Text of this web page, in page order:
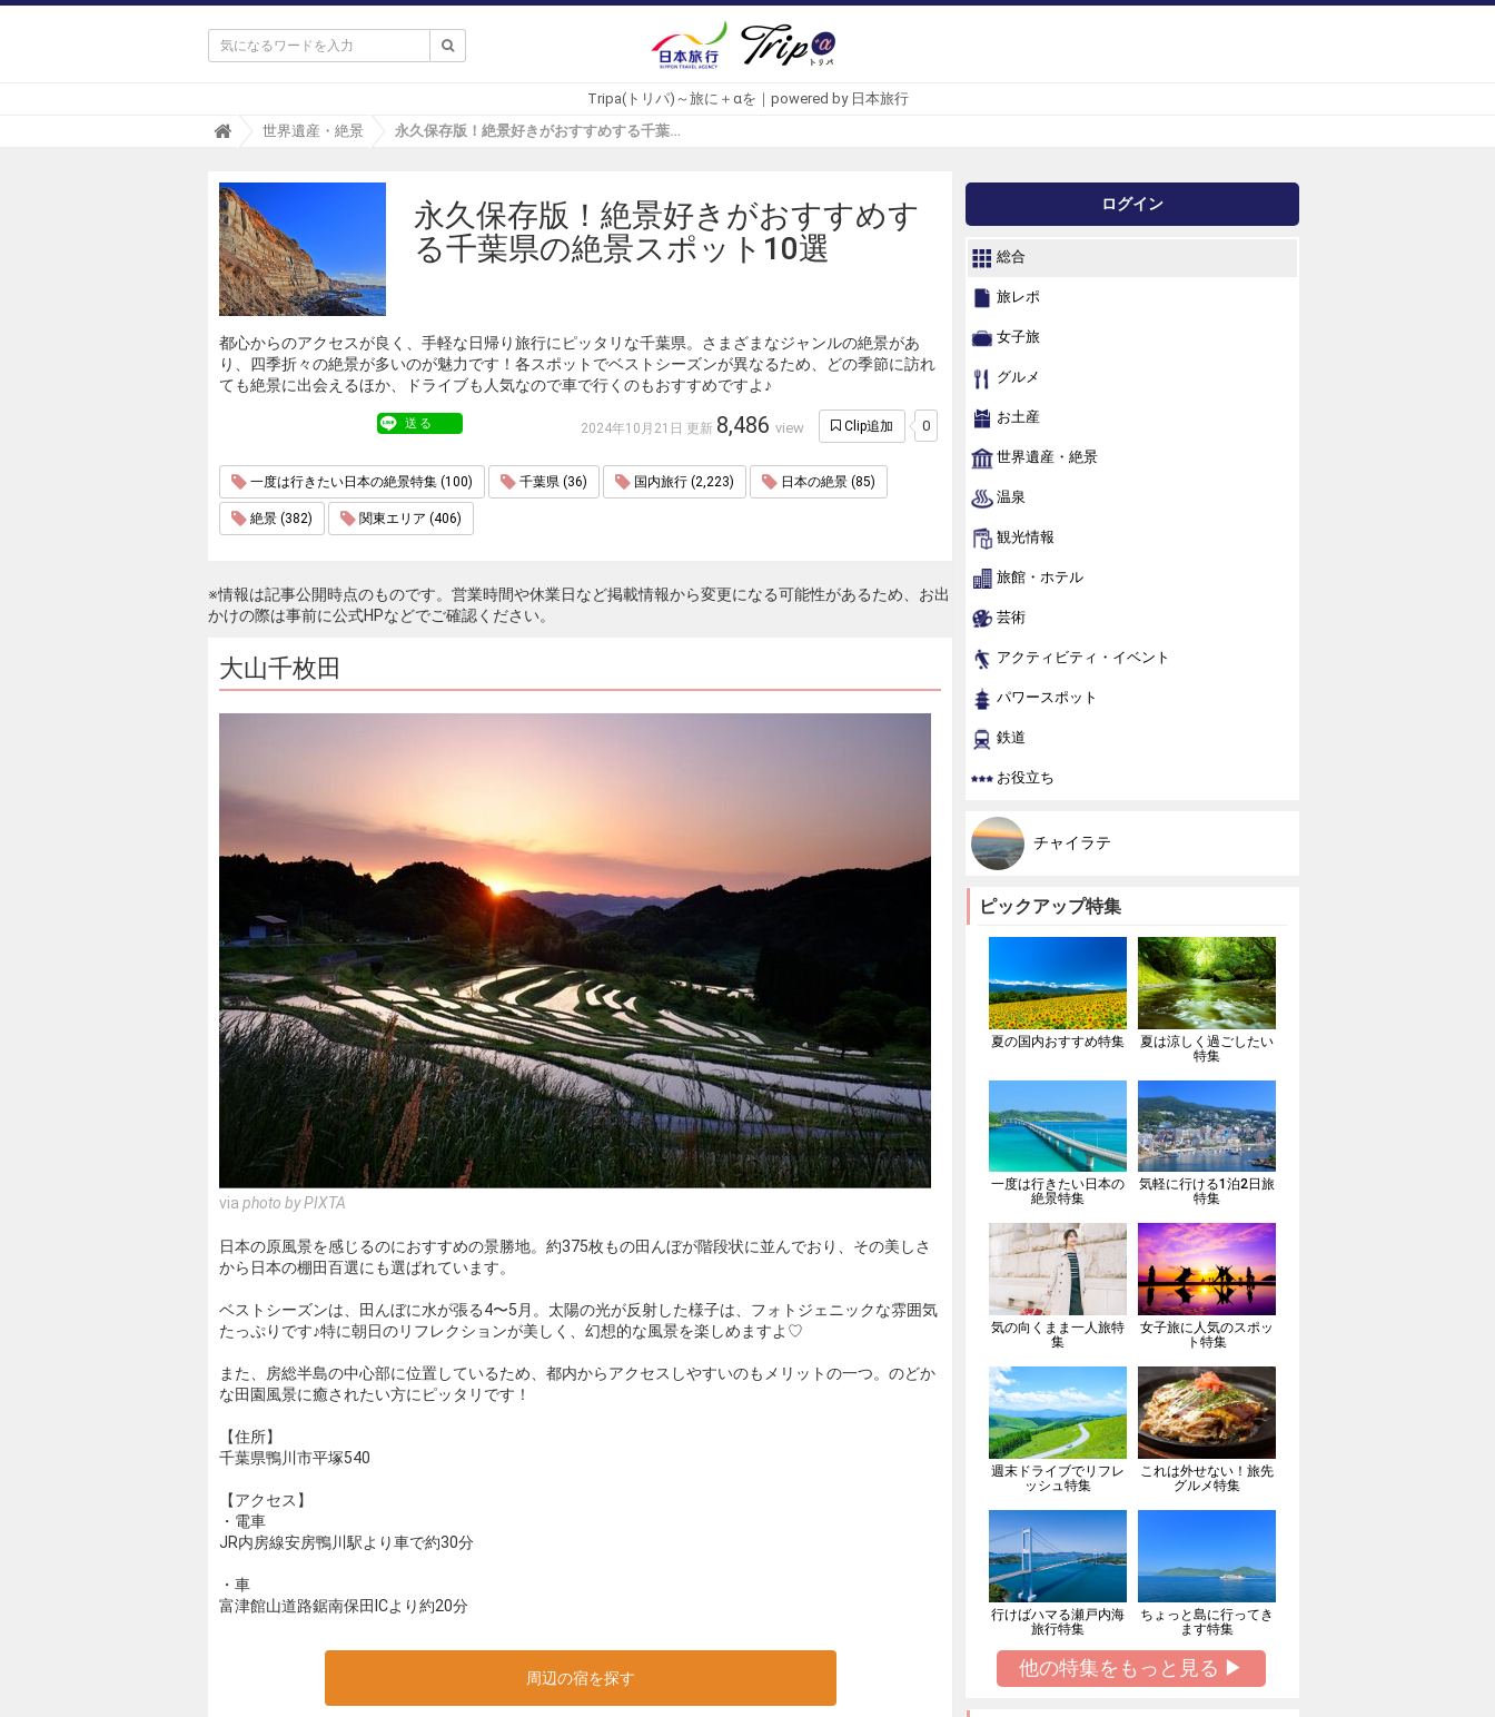
Tripa(トリパ)～旅に＋αを｜powered by 日本旅行
T
p
a
(
ト
リ
パ
)
世界遺産・絶景 永久保存版！絶景好きがおすすめする千葉県の絶景スポット10選 - Tripa(トリパ)
永久保存版！絶景好きがおすすめす
る千葉県の絶景スポット10選
都心からのアクセスが良く、手軽な日帰り旅行にピッタリな千葉県。さまざまなジャンルの絶景があ
り、四季折々の絶景が多いのが魅力です！各スポットでベストシーズンが異なるため、どの季節に訪れ
ても絶景に出会えるほか、ドライブも人気なので車で行くのもおすすめですよ♪
送る 2024年10月21日 更新 8,486view Clip追加 0
一度は行きたい日本の絶景特集 (100) 千葉県 (36) 国内旅行 (2,223) 日本の絶景 (85)
絶景 (382) 関東エリア (406)
※情報は記事公開時点のものです。営業時間や休業日など掲載情報から変更になる可能性があるため、お出
かけの際は事前に公式HPなどでご確認ください。
大山千枚田
via photo by PIXTA
日本の原風景を感じるのにおすすめの景勝地。約375枚もの田んぼが階段状に並んでおり、その美しさ
から日本の棚田百選にも選ばれています。
ベストシーズンは、田んぼに水が張る4〜5月。太陽の光が反射した様子は、フォトジェニックな雰囲気
たっぷりです♪特に朝日のリフレクションが美しく、幻想的な風景を楽しめますよ♡
また、房総半島の中心部に位置しているため、都内からアクセスしやすいのもメリットの一つ。のどか
な田園風景に癒されたい方にピッタリです！
【住所】
千葉県鴨川市平塚540
【アクセス】
・電車
JR内房線安房鴨川駅より車で約30分
・車
富津館山道路鋸南保田ICより約20分
周辺の宿を探す
ログイン
総合
旅レポ
女子旅
グルメ
お土産
世界遺産・絶景
温泉
観光情報
旅館・ホテル
芸術
アクティビティ・イベント
パワースポット
鉄道
お役立ち
チャイラテ
ピックアップ特集
夏の国内おすすめ特集
夏は涼しく過ごしたい
特集
一度は行きたい日本の
絶景特集
気軽に行ける1泊2日旅
特集
気の向くまま一人旅特
集
女子旅に人気のスポッ
ト特集
週末ドライブでリフレ
ッシュ特集
これは外せない！旅先
グルメ特集
行けばハマる瀬戸内海
旅行特集
ちょっと島に行ってき
ます特集
他の特集をもっと見る ▶